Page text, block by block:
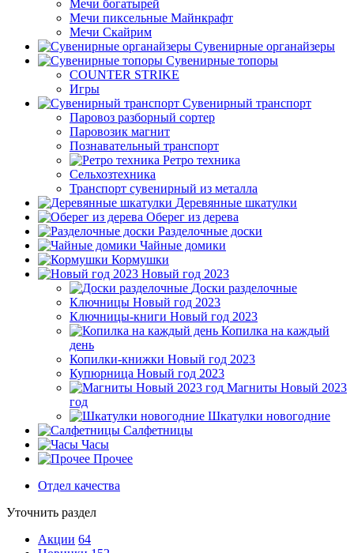
Мечи богатырей
Мечи пиксельные Майнкрафт
Мечи Скайрим
Сувенирные органайзеры
Сувенирные топоры
COUNTER STRIKE
Игры
Сувенирный транспорт
Паровоз разборный сортер
Паровозик магнит
Познавательный транспорт
Ретро техника
Сельхозтехника
Транспорт сувенирный из металла
Деревянные шкатулки
Оберег из дерева
Разделочные доски
Чайные домики
Кормушки
Новый год 2023
Доски разделочные
Ключницы Новый год 2023
Ключницы-книги Новый год 2023
Копилка на каждый
день
Копилки-книжки Новый год 2023
Купюрница Новый год 2023
Магниты Новый 2023
год
Шкатулки новогодние
Салфетницы
Часы
Прочее
Отдел качества
Уточнить раздел
Акции 64